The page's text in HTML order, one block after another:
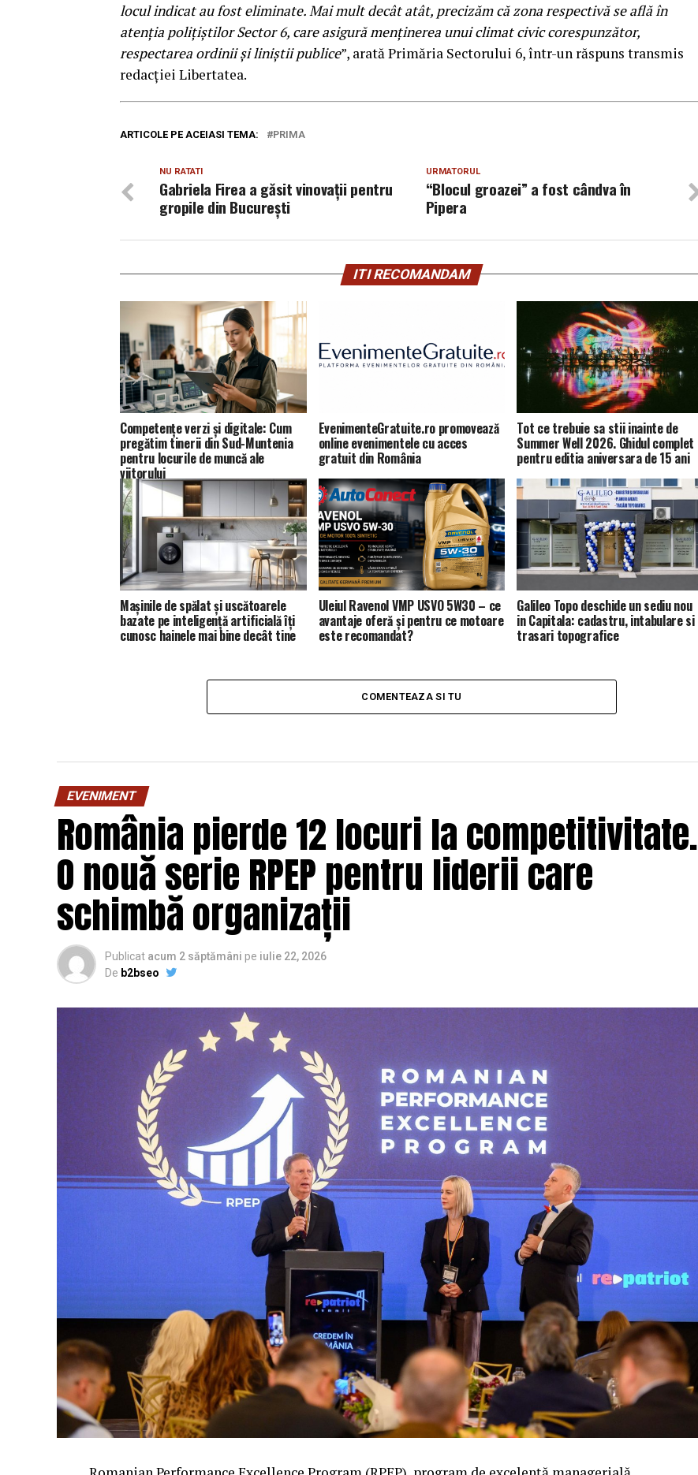
locul indicat au fost eliminate. Mai mult decât atât, precizăm că zona respectivă se află în
atenția polițiștilor Sector 6, care asigură menținerea unui climat civic corespunzător,
respectarea ordinii și liniștii publice”, arată Primăria Sectorului 6, într-un răspuns transmis
redacției Libertatea.
ARTICOLE PE ACEIASI TEMA: PRIMA
URMATORUL
“Blocul groazei” a fost cândva în
Pipera
NU RATATI
Gabriela Firea a găsit vinovații pentru
gropile din București
ITI RECOMANDAM
Competențe verzi și digitale: Cum
pregătim tinerii din Sud-Muntenia
pentru locurile de muncă ale
viitorului
EvenimenteGratuite.ro promovează
online evenimentele cu acces
gratuit din România
Tot ce trebuie sa stii inainte de
Summer Well 2026. Ghidul complet
pentru editia aniversara de 15 ani
Mașinile de spălat și uscătoarele
bazate pe inteligență artificială îți
cunosc hainele mai bine decât tine
Uleiul Ravenol VMP USVO 5W30 – ce
avantaje oferă și pentru ce motoare
este recomandat?
Galileo Topo deschide un sediu nou
in Capitala: cadastru, intabulare si
trasari topografice
COMENTEAZA SI TU
EVENIMENT
România pierde 12 locuri la competitivitate.
O nouă serie RPEP pentru liderii care
schimbă organizații
Publicat acum 2 săptămâni pe iulie 22, 2026
De b2bseo